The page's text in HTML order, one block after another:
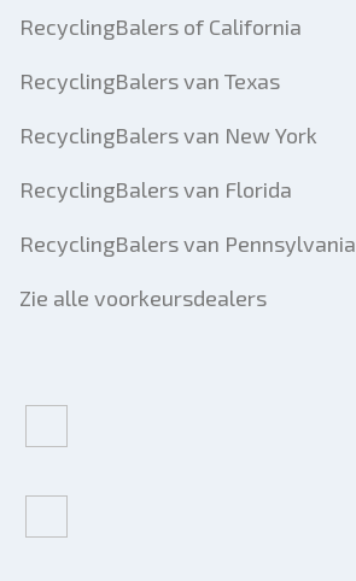
RecyclingBalers of California
RecyclingBalers van Texas
RecyclingBalers van New York
RecyclingBalers van Florida
RecyclingBalers van Pennsylvania
Zie alle voorkeursdealers